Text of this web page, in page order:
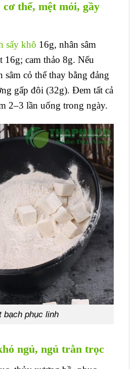
thể, mệt mỏi, gầy
sấy khô 16g, nhân sâm
16g; cam thảo 8g. Nếu
sâm cỏ thể thay bằng đảng
gấp đôi (32g). Đem tất cả
2–3 lần uống trong ngày.
bạch phục linh
ngủ, ngủ trằn trọc